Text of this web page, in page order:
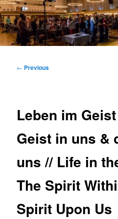
Post
← Previous
Leben im
Geist in uns &
uns // Life in
The Spirit
Spirit Upon Us